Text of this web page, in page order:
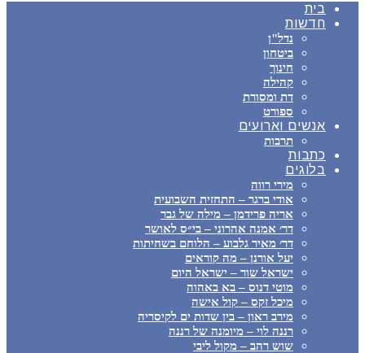
בית
חדשות
נדל"ן
ביטחון
חינוך
קהילה
דת ומסורת
ספורט
אנשים וארועים
תרבות
כתבות
בלוגים
מירי רווה
אודי ברגר – התחזית השבועית
אריה פרידמן – מילה של גבר
דר׳ אמנה אהרוני – בי״ס לאושר
דר׳ מאיר גלבוע – הלוחם בשחיתות
יעל אורנן – מה קוראים
ישראל שור – ישראל היום
מוטי דנוס – בא באהוה
מיכל זקס – קול אישה
מירב ראון – בין שדות ים לקיסריה
רננה לוי – מיומנה של רננה
שוש רהב – מקול ליבי